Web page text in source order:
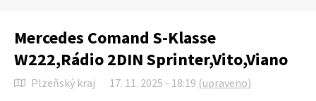
Mercedes Comand S-Klasse
W222,Rádio 2DIN Sprinter,Vito,Viano
Plzeňský kraj 17. 11. 2025 - 18:19 (upraveno)